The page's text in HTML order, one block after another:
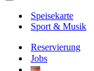
Navigationsmenü
Speisekarte
Sport & Musik
Reservierung
Jobs